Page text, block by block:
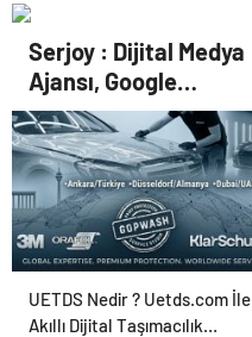
Serjoy : Dijital Medya
Ajansı, Google
Reklam Ajansı, SEO
Ajansı ve Web
Tasarım Ajansı
UETDS Nedir ? Uetds.com İle
Akıllı Dijital Taşımacılık